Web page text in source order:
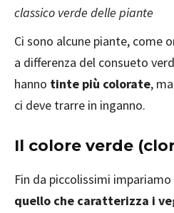
classico verde delle piante
Ci sono alcune piante, come
a differenza del consueto
hanno tinte più colorate,
ci deve trarre in inganno.
Il colore verde
Fin da piccolissimi impariamo
quello che caratterizza i